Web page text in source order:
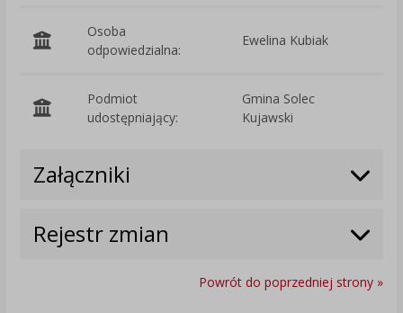
Osoba
odpowiedzialna:
Ewelina Kubiak
Podmiot
udostępniający:
Gmina Solec
Kujawski
Załączniki
Rejestr zmian
Powrót do poprzedniej strony »